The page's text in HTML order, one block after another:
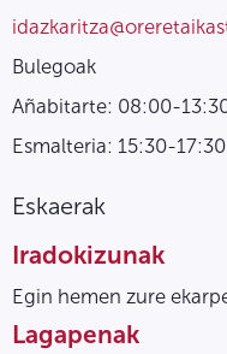
Bulegoak
Añabitarte: 08:00-
Esmalteria: 15:30-17:30
Eskaerak
Iradokizunak
Egin hemen zure
Lagapenak